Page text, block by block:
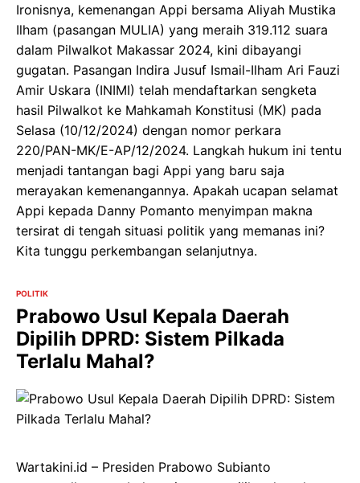
Ironisnya, kemenangan Appi bersama Aliyah Mustika
Ilham (pasangan MULIA) yang meraih 319.112 suara
dalam Pilwalkot Makassar 2024, kini dibayangi
gugatan. Pasangan Indira Jusuf Ismail-Ilham Ari Fauzi
Amir Uskara (INIMI) telah mendaftarkan sengketa
hasil Pilwalkot ke Mahkamah Konstitusi (MK) pada
Selasa (10/12/2024) dengan nomor perkara
220/PAN-MK/E-AP/12/2024. Langkah hukum ini tentu
menjadi tantangan bagi Appi yang baru saja
merayakan kemenangannya. Apakah ucapan selamat
Appi kepada Danny Pomanto menyimpan makna
tersirat di tengah situasi politik yang memanas ini?
Kita tunggu perkembangan selanjutnya.
POLITIK
Prabowo Usul Kepala Daerah
Dipilih DPRD: Sistem Pilkada
Terlalu Mahal?
Wartakini.id – Presiden Prabowo Subianto